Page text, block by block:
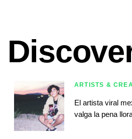
ARTISTS &
El artista viral
valga la pena